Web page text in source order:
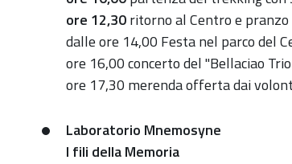
ore 12,30ritorno al Centro e pranzo
dalle ore 14,00 Festa nel parco del
ore 16,00 concerto del "Bellaciao
ore 17,30 merenda offerta dai
Laboratorio Mnemosyne
I fili della Memoria